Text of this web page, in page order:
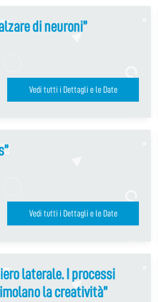
di neuroni”
Vedi tutti i Dettagli e le Date
Vedi tutti i Dettagli e le Date
laterale. I processi
la creatività”